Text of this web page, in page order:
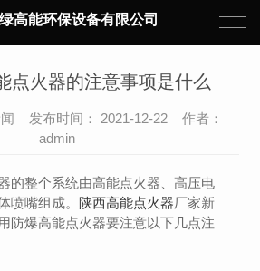
高能环保设备有限公司
点火器的注意事项是什么
闻 发布时间： 2021-12-22 作者：
admin
的整个系统由高能点火器、高压电
喷嘴组成。 陕西高能点火器厂家新
防爆高能点火器要注意以下几点注